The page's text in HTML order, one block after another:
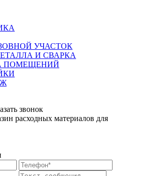
УЧАСТОК
И СВАРКА
ПОМЕЩЕНИЙ
звонок
расходных материалов для